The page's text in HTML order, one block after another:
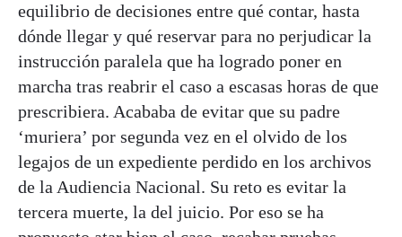
equilibrio de decisiones entre qué contar, hasta
dónde llegar y qué reservar para no perjudicar la
instrucción paralela que ha logrado poner en
marcha tras reabrir el caso a escasas horas de que
prescribiera. Acababa de evitar que su padre
‘muriera’ por segunda vez en el olvido de los
legajos de un expediente perdido en los archivos
de la Audiencia Nacional. Su reto es evitar la
tercera muerte, la del juicio. Por eso se ha